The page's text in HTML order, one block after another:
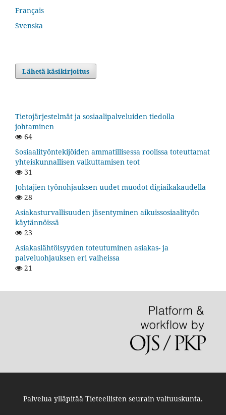
Français
Svenska
Lähetä käsikirjoitus
Tietojärjestelmät ja sosiaalipalveluiden tiedolla
johtaminen
64
Sosiaalityöntekijöiden ammatillisessa roolissa toteuttamat
yhteiskunnallisen vaikuttamisen teot
31
Johtajien työnohjauksen uudet muodot digiaikakaudella
28
Asiakasturvallisuuden jäsentyminen aikuissosiaalityön
käytännöissä
23
Asiakaslähtöisyyden toteutuminen asiakas- ja
palveluohjauksen eri vaiheissa
21
Palvelua ylläpitää Tieteellisten seurain valtuuskunta.